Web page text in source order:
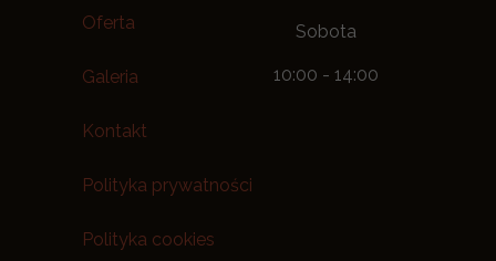
Oferta
Galeria
Kontakt
Polityka prywatności
Polityka cookies
Sobota
10:00 - 14:00